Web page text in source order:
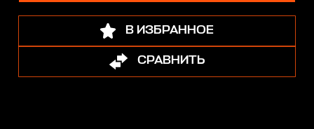
В ИЗБРАННОЕ
СРАВНИТЬ